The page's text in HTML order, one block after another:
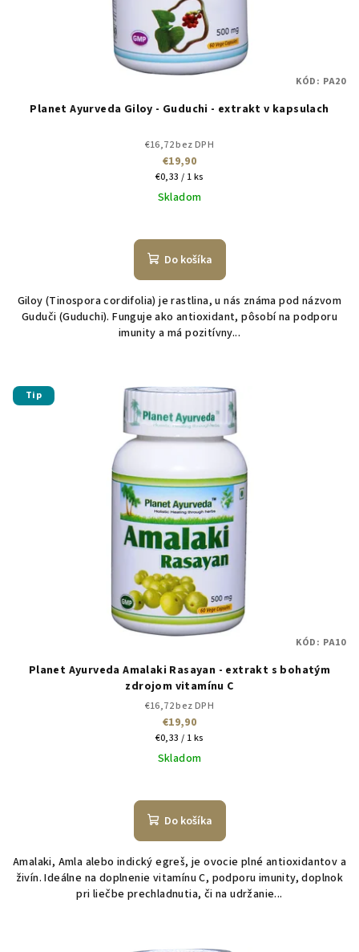
Planet Ayurveda Giloy - Guduchi - extrakt v kapsulach
€16,72 bez DPH
€19,90
Jednotková
cena:
€0,33 / 1 ks
Skladom
Do košíka
Giloy (Tinospora cordifolia) je rastlina, u nás známa pod názvom
Guduči (Guduchi). Funguje ako antioxidant, pôsobí na podporu
imunity a má pozitívny...
KÓD: PA20
Tip
Planet Ayurveda Amalaki Rasayan - extrakt s bohatým
zdrojom vitamínu C
€16,72 bez DPH
€19,90
Jednotková
cena:
€0,33 / 1 ks
Skladom
Do košíka
Amalaki, Amla alebo indický egreš, je ovocie plné antioxidantov a
živín. Ideálne na doplnenie vitamínu C, podporu imunity, doplnok
pri liečbe prechladnutia, či na udržanie...
KÓD: PA10